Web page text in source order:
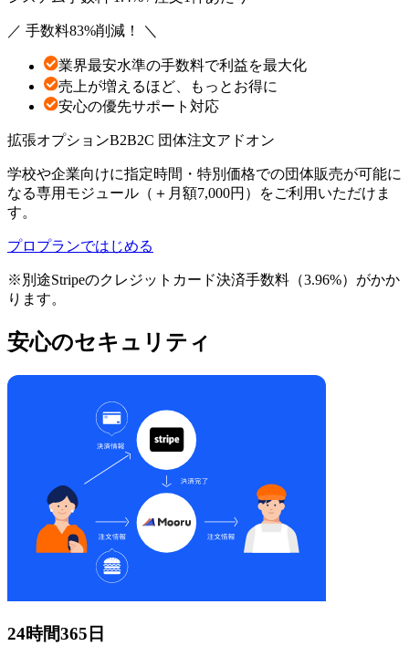
／ 手数料83%削減！ ＼
業界最安水準の手数料で利益を最大化
売上が増えるほど、もっとお得に
安心の優先サポート対応
拡張オプションB2B2C 団体注文アドオン
学校や企業向けに指定時間・特別価格での団体販売が可能に
なる専用モジュール（＋月額7,000円）をご利用いただけま
す。
プロプランではじめる
※別途Stripeのクレジットカード決済手数料（3.96%）がかか
ります。
安心のセキュリティ
24時間365日